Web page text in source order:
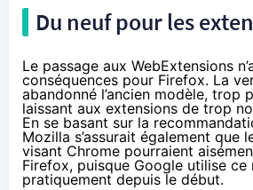
Du neuf pour les
Le passage aux WebExtensions
conséquences pour Firefox. La
abandonné l’ancien modèle, trop
laissant aux extensions de trop
En se basant sur la
Mozilla s’assurait également que
visant Chrome pourraient
Firefox, puisque Google utilise ce
pratiquement depuis le début.